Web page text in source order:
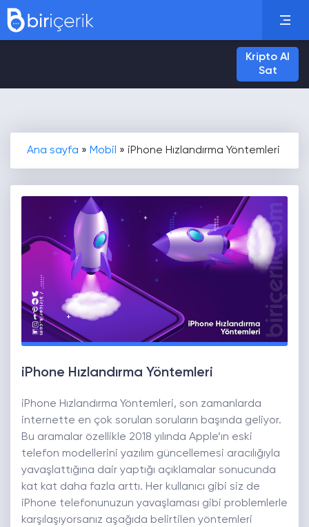
Kripto Al
Sat
Ana sayfa » Mobil » iPhone Hızlandırma Yöntemleri
iPhone Hızlandırma Yöntemleri
iPhone Hızlandırma Yöntemleri, son zamanlarda
internette en çok sorulan soruların başında geliyor.
Bu aramalar özellikle 2018 yılında Apple’ın eski
telefon modellerini yazılım güncellemesi aracılığıyla
yavaşlattığına dair yaptığı açıklamalar sonucunda
kat kat daha fazla arttı. Her kullanıcı gibi siz de
iPhone telefonunuzun yavaşlaması gibi problemlerle
karşılaşıyorsanız aşağıda belirtilen yöntemleri